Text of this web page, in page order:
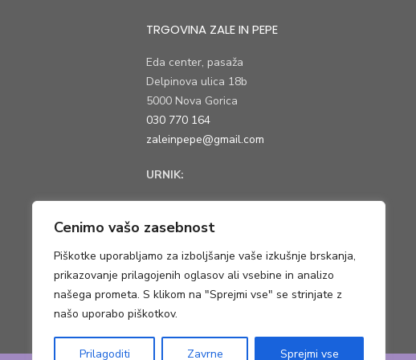
Cenimo vašo zasebnost
Piškotke uporabljamo za izboljšanje vaše izkušnje brskanja,
prikazovanje prilagojenih oglasov ali vsebine in analizo
našega prometa. S klikom na "Sprejmi vse" se strinjate z
našo uporabo piškotkov.
Prilagoditi Zavrne Sprejmi vse
TRGOVINA ZALE IN PEPE
Eda center, pasaža
Delpinova ulica 18b
5000 Nova Gorica
030 770 164
zaleinpepe@gmail.com
URNIK:
Društvo Moj svet, čist planet, socialno podjetje
Gradnikove brigade 15
5000 Nova Gorica